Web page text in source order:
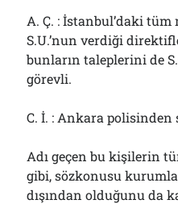
A. Ç. : İstanbul’daki
S.U.’nun verdiği
bunların taleplerini de
görevli.
C. İ. : Ankara polisinden
Adı geçen bu kişilerin
gibi, sözkonusu
dışından olduğunu da